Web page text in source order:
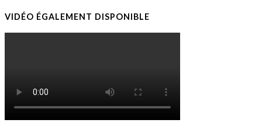
VIDÉO ÉGALEMENT DISPONIBLE